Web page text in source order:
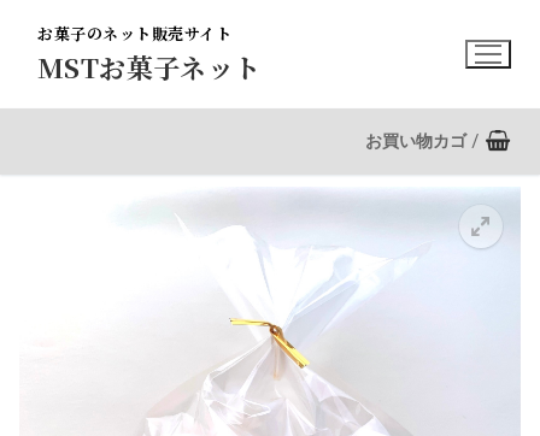
MSTお菓子ネット
お菓子のネット販売サイト
お買い物カゴ /